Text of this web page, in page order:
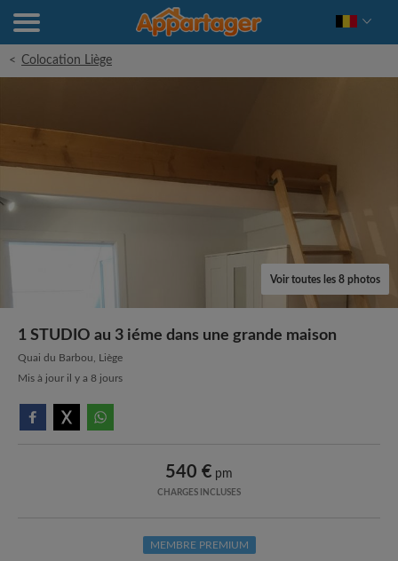
< Colocation Liège
Voir toutes les 8 photos
1 STUDIO au 3 iéme dans une grande maison
Quai du Barbou, Liège
Mis à jour il y a 8 jours
540 € pm
CHARGES INCLUSES
MEMBRE PREMIUM